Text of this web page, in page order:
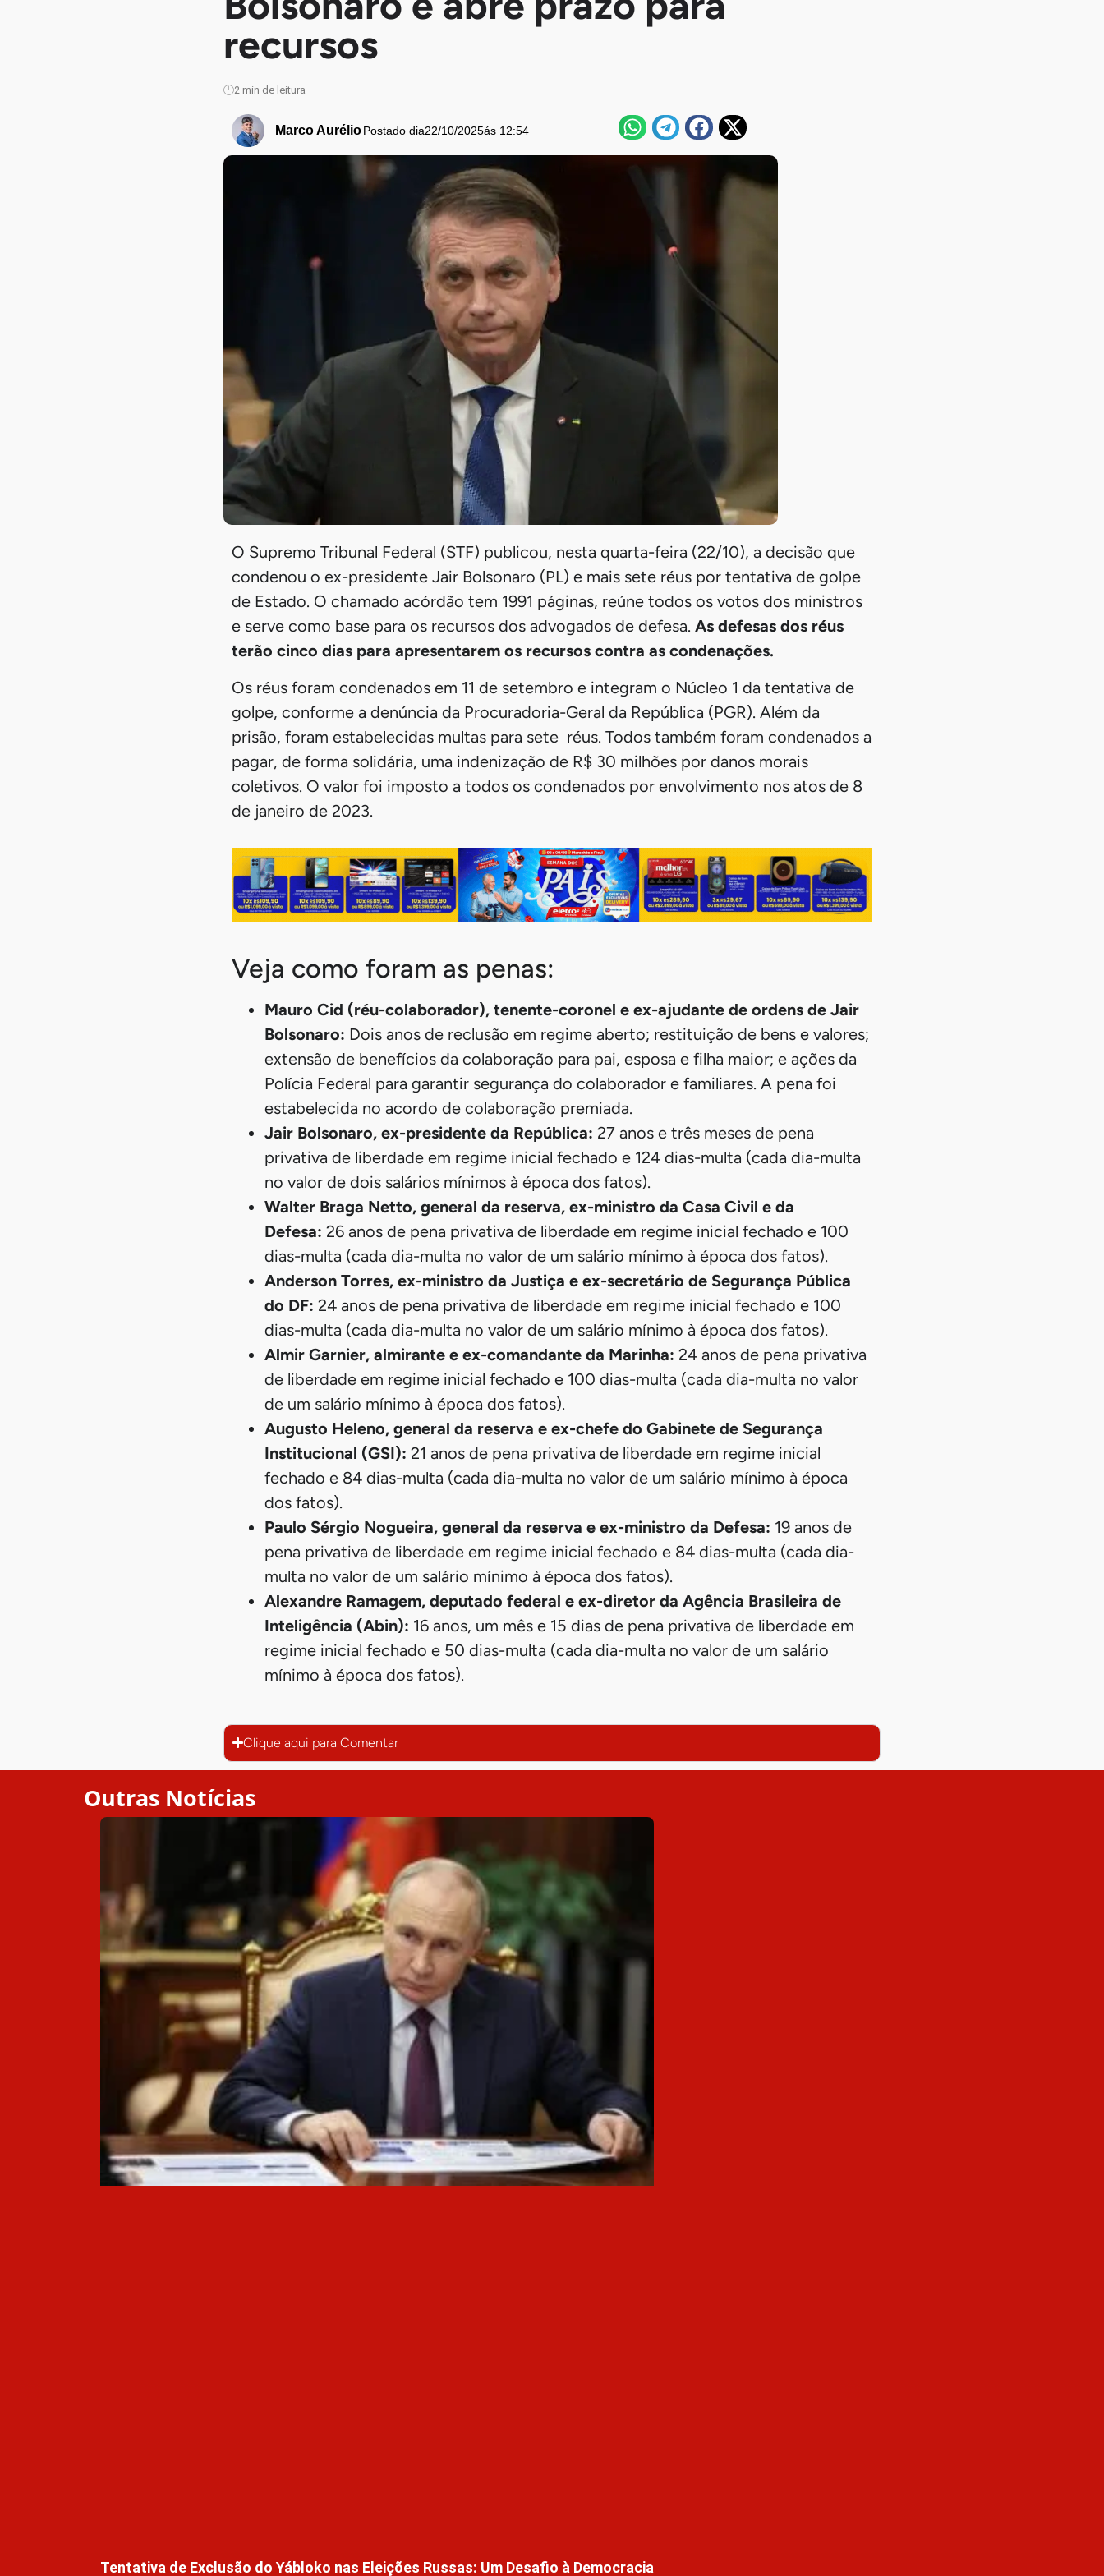
recursos
2 min de leitura
Marco Aurélio Postado dia22/10/2025ás 12:54
O Supremo Tribunal Federal (STF) publicou, nesta quarta-feira (22/10), a decisão que
condenou o ex-presidente Jair Bolsonaro (PL) e mais sete réus por tentativa de golpe
de Estado. O chamado acórdão tem 1991 páginas, reúne todos os votos dos ministros
e serve como base para os recursos dos advogados de defesa. As defesas dos réus
terão cinco dias para apresentarem os recursos contra as condenações.
Os réus foram condenados em 11 de setembro e integram o Núcleo 1 da tentativa de
golpe, conforme a denúncia da Procuradoria-Geral da República (PGR). Além da
prisão, foram estabelecidas multas para sete réus. Todos também foram condenados a
pagar, de forma solidária, uma indenização de R$ 30 milhões por danos morais
coletivos. O valor foi imposto a todos os condenados por envolvimento nos atos de 8
de janeiro de 2023.
Veja como foram as penas:
Mauro Cid (réu-colaborador), tenente-coronel e ex-ajudante de ordens de Jair
Bolsonaro: Dois anos de reclusão em regime aberto; restituição de bens e valores;
extensão de benefícios da colaboração para pai, esposa e filha maior; e ações da
Polícia Federal para garantir segurança do colaborador e familiares. A pena foi
estabelecida no acordo de colaboração premiada.
Jair Bolsonaro, ex-presidente da República: 27 anos e três meses de pena
privativa de liberdade em regime inicial fechado e 124 dias-multa (cada dia-multa
no valor de dois salários mínimos à época dos fatos).
Walter Braga Netto, general da reserva, ex-ministro da Casa Civil e da
Defesa: 26 anos de pena privativa de liberdade em regime inicial fechado e 100
dias-multa (cada dia-multa no valor de um salário mínimo à época dos fatos).
Anderson Torres, ex-ministro da Justiça e ex-secretário de Segurança Pública
do DF: 24 anos de pena privativa de liberdade em regime inicial fechado e 100
dias-multa (cada dia-multa no valor de um salário mínimo à época dos fatos).
Almir Garnier, almirante e ex-comandante da Marinha: 24 anos de pena privativa
de liberdade em regime inicial fechado e 100 dias-multa (cada dia-multa no valor
de um salário mínimo à época dos fatos).
Augusto Heleno, general da reserva e ex-chefe do Gabinete de Segurança
Institucional (GSI): 21 anos de pena privativa de liberdade em regime inicial
fechado e 84 dias-multa (cada dia-multa no valor de um salário mínimo à época
dos fatos).
Paulo Sérgio Nogueira, general da reserva e ex-ministro da Defesa: 19 anos de
pena privativa de liberdade em regime inicial fechado e 84 dias-multa (cada dia-
multa no valor de um salário mínimo à época dos fatos).
Alexandre Ramagem, deputado federal e ex-diretor da Agência Brasileira de
Inteligência (Abin): 16 anos, um mês e 15 dias de pena privativa de liberdade em
regime inicial fechado e 50 dias-multa (cada dia-multa no valor de um salário
mínimo à época dos fatos).
Clique aqui para Comentar
Outras Notícias
Tentativa de Exclusão do Yábloko nas Eleições Russas: Um Desafio à Democracia